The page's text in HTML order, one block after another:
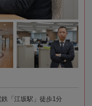
「江坂駅」徒歩1分